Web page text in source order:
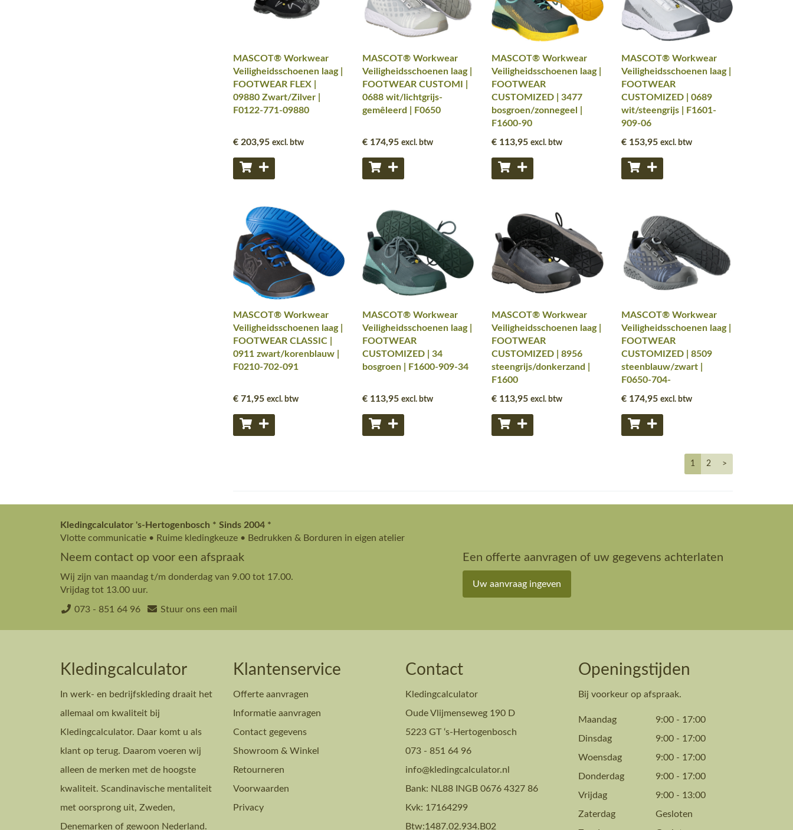
MASCOT® Workwear
Veiligheidsschoenen laag |
FOOTWEAR FLEX |
09880 Zwart/Zilver |
F0122-771-09880
€ 203,95 excl. btw
MASCOT® Workwear
Veiligheidsschoenen laag |
FOOTWEAR CUSTOMI |
0688 wit/lichtgrijs-
gemêleerd | F0650
€ 174,95 excl. btw
MASCOT® Workwear
Veiligheidsschoenen laag |
FOOTWEAR
CUSTOMIZED | 3477
bosgroen/zonnegeel |
F1600-90
€ 113,95 excl. btw
MASCOT® Workwear
Veiligheidsschoenen laag |
FOOTWEAR
CUSTOMIZED | 0689
wit/steengrijs | F1601-
909-06
€ 153,95 excl. btw
MASCOT® Workwear
Veiligheidsschoenen laag |
FOOTWEAR CLASSIC |
0911 zwart/korenblauw |
F0210-702-091
€ 71,95 excl. btw
MASCOT® Workwear
Veiligheidsschoenen laag |
FOOTWEAR
CUSTOMIZED | 34
bosgroen | F1600-909-34
€ 113,95 excl. btw
MASCOT® Workwear
Veiligheidsschoenen laag |
FOOTWEAR
CUSTOMIZED | 8956
steengrijs/donkerzand |
F1600
€ 113,95 excl. btw
MASCOT® Workwear
Veiligheidsschoenen laag |
FOOTWEAR
CUSTOMIZED | 8509
steenblauw/zwart |
F0650-704-
€ 174,95 excl. btw
1 2 >
Kledingcalculator 's-Hertogenbosch * Sinds 2004 *
Vlotte communicatie • Ruime kledingkeuze • Bedrukken & Borduren in eigen atelier
Neem contact op voor een afspraak
Wij zijn van maandag t/m donderdag van 9.00 tot 17.00.
Vrijdag tot 13.00 uur.
073 - 851 64 96 Stuur ons een mail
Een offerte aanvragen of uw gegevens achterlaten
Uw aanvraag ingeven
Kledingcalculator
In werk- en bedrijfskleding draait het
allemaal om kwaliteit bij
Kledingcalculator. Daar komt u als
klant op terug. Daarom voeren wij
alleen de merken met de hoogste
kwaliteit. Scandinavische mentaliteit
met oorsprong uit, Zweden,
Denemarken of gewoon Nederland.
Klantenservice
Offerte aanvragen
Informatie aanvragen
Contact gegevens
Showroom & Winkel
Retourneren
Voorwaarden
Privacy
Contact
Kledingcalculator
Oude Vlijmenseweg 190 D
5223 GT ‘s-Hertogenbosch
073 - 851 64 96
info@kledingcalculator.nl
Bank: NL88 INGB 0676 4327 86
Kvk: 17164299
Btw:1487.02.934.B02
Openingstijden
Bij voorkeur op afspraak.
Maandag 9:00 - 17:00
Dinsdag
9:00 - 17:00
Woensdag
9:00 - 17:00
Donderdag
9:00 - 17:00
Vrijdag
9:00 - 13:00
Zaterdag
Gesloten